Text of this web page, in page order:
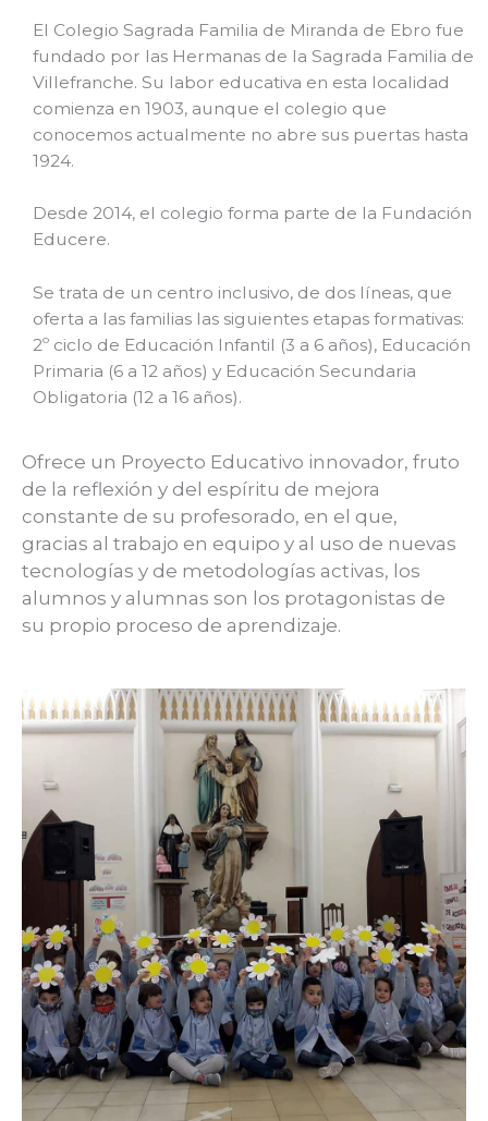
El Colegio Sagrada Familia de Miranda de Ebro fue
fundado por las Hermanas de la Sagrada Familia de
Villefranche. Su labor educativa en esta localidad
comienza en 1903, aunque el colegio que
conocemos actualmente no abre sus puertas hasta
1924.
Desde 2014, el colegio forma parte de la Fundación
Educere.
Se trata de un centro inclusivo, de dos líneas, que
oferta a las familias las siguientes etapas formativas:
2º ciclo de Educación Infantil (3 a 6 años), Educación
Primaria (6 a 12 años) y Educación Secundaria
Obligatoria (12 a 16 años).
Ofrece un Proyecto Educativo innovador, fruto
de la reflexión y del espíritu de mejora
constante de su profesorado, en el que,
gracias al trabajo en equipo y al uso de nuevas
tecnologías y de metodologías activas, los
alumnos y alumnas son los protagonistas de
su propio proceso de aprendizaje.